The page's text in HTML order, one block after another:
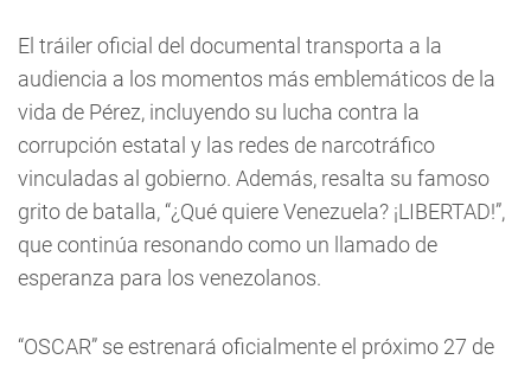
El tráiler oficial del documental transporta a la
audiencia a los momentos más emblemáticos de la
vida de Pérez, incluyendo su lucha contra la
corrupción estatal y las redes de narcotráfico
vinculadas al gobierno. Además, resalta su famoso
grito de batalla, “¿Qué quiere Venezuela? ¡LIBERTAD!”,
que continúa resonando como un llamado de
esperanza para los venezolanos.
“OSCAR” se estrenará oficialmente el próximo 27 de